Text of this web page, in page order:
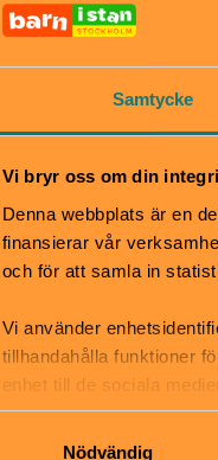
Samtycke
Vi bryr oss om din
Denna webbplats är en
finansierar vår
och för att samla in
Vi använder
tillhandahålla funktioner
enhet till de sociala
informationen med
Nödvändig
När
året runt
Hiss och
Kafé
Skötbord